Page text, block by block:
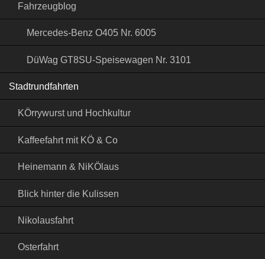
Fahrzeugblog
Mercedes-Benz O405 Nr. 6005
DüWag GT8SU-Speisewagen Nr. 3101
Stadtrundfahrten
KÖrrywurst und Hochkultur
Kaffeefahrt mit KÖ & Co
Heinemann & NiKÖlaus
Blick hinter die Kulissen
Nikolausfahrt
Osterfahrt